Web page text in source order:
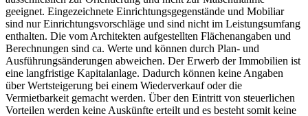
geeignet. Eingezeichnete Einrichtungsgegenstände und Mobiliar
sind nur Einrichtungsvorschläge und sind nicht im Leistungsumfang
enthalten. Die vom Architekten aufgestellten Flächenangaben und
Berechnungen sind ca. Werte und können durch Plan- und
Ausführungsänderungen abweichen. Der Erwerb der Immobilien ist
eine langfristige Kapitalanlage. Dadurch können keine Angaben
über Wertsteigerung bei einem Wiederverkauf oder die
Vermietbarkeit gemacht werden. Über den Eintritt von steuerlichen
Vorteilen werden keine Auskünfte erteilt und es besteht somit keine